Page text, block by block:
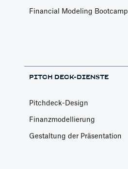
Financial Modeling Bootcamp
PITCH DECK-DIENSTE
Pitchdeck-Design
Finanzmodellierung
Gestaltung der Präsentation